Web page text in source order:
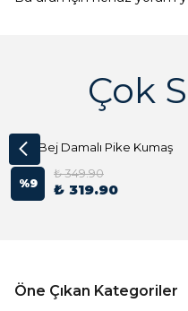
Çok
Açık Bej Damalı Pike Kumaş
%9
₺ 349.90
₺ 319.90
Öne Çıkan Kategoriler